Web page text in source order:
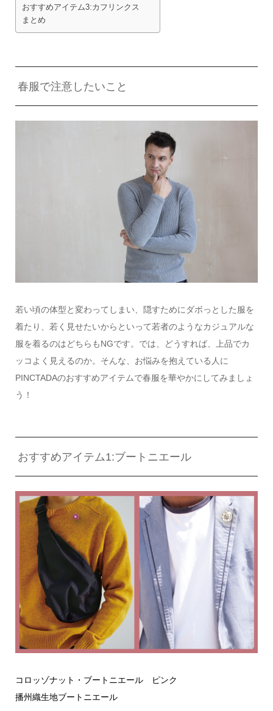
おすすめアイテム3:カフリンクス
まとめ
春服で注意したいこと
若い頃の体型と変わってしまい、隠すためにダボっとした服を
着たり、若く見せたいからといって若者のようなカジュアルな
服を着るのはどちらもNGです。では、どうすれば、上品でカ
ッコよく見えるのか。そんな、お悩みを抱えている人に
PINCTADAのおすすめアイテムで春服を華やかにしてみましょ
う！
おすすめアイテム1:ブートニエール
コロッゾナット・ブートニエール ピンク
播州織生地ブートニエール